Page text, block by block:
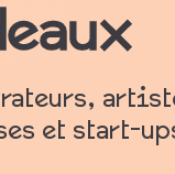
et start-